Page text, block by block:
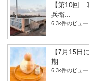
【第10回
兵衛...
6.3k件のビュー
【7月15日
期...
6.3k件のビュー